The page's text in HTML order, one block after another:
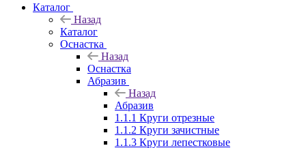
Каталог
Назад
Каталог
Оснастка
Назад
Оснастка
Абразив
Назад
Абразив
1.1.1 Круги отрезные
1.1.2 Круги зачистные
1.1.3 Круги лепестковые